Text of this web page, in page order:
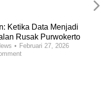
Ketika Data Menjadi
Rusak Purwokerto
Februari 27, 2026